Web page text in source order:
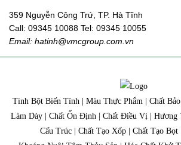
359 Nguyễn Công Trứ, TP. Hà Tĩnh
Call: 09345 10088 Tel: 09345 10055
Email: hatinh@vmcgroup.com.vn
Tinh Bột Biến Tính | Màu Thực Phẩm | Chất
Làm Dày | Chất Ổn Định | Chất Điều Vị | Hương
Cấu Trúc | Chất Tạo Xốp | Chất Tạo